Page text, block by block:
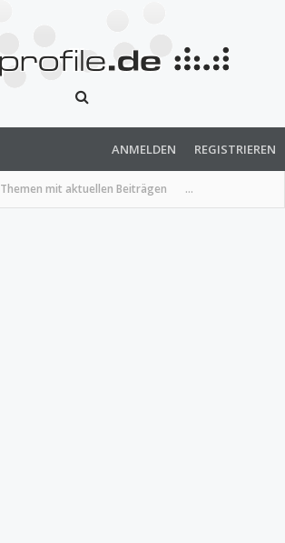
Themen mit aktuellen Beiträgen ...
ANMELDEN REGISTRIEREN